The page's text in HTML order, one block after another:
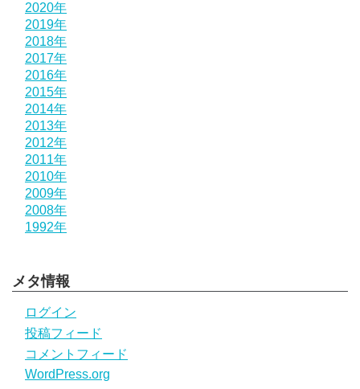
2020年
2019年
2018年
2017年
2016年
2015年
2014年
2013年
2012年
2011年
2010年
2009年
2008年
1992年
メタ情報
ログイン
投稿フィード
コメントフィード
WordPress.org